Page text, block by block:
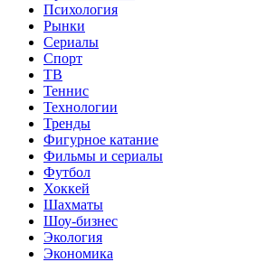
Психология
Рынки
Сериалы
Спорт
ТВ
Теннис
Технологии
Тренды
Фигурное катание
Фильмы и сериалы
Футбол
Хоккей
Шахматы
Шоу-бизнес
Экология
Экономика